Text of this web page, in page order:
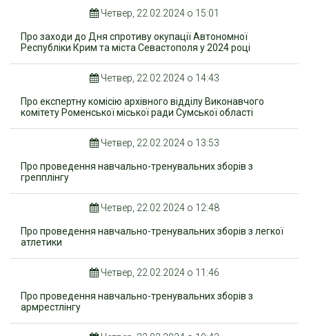
Четвер, 22.02.2024 о 15:01
Про заходи до Дня спротиву окупації Автономної
Республіки Крим та міста Севастополя у 2024 році
Четвер, 22.02.2024 о 14:43
Про експертну комісію архівного відділу Виконавчого
комітету Роменської міської ради Сумської області
Четвер, 22.02.2024 о 13:53
Про проведення навчально-тренувальних зборів з
грепплінгу
Четвер, 22.02.2024 о 12:48
Про проведення навчально-тренувальних зборів з легкої
атлетики
Четвер, 22.02.2024 о 11:46
Про проведення навчально-тренувальних зборів з
армрестлінгу